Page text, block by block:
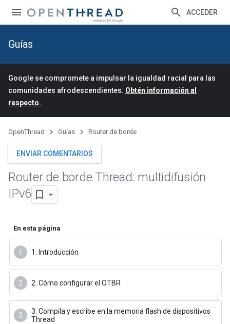
ACCEDER
Guías
Google se compromete a impulsar la igualdad racial para las
comunidades afrodescendientes. Obtén información al
respecto.
OpenThread Guías Router de borde
ENVIAR COMENTARIOS
Router de borde Thread: multidifusión
IPv6
En esta página
1. Introducción
2. Cómo configurar el OTBR
3. Compila y escribe en la memoria flash de dispositivos
Thread